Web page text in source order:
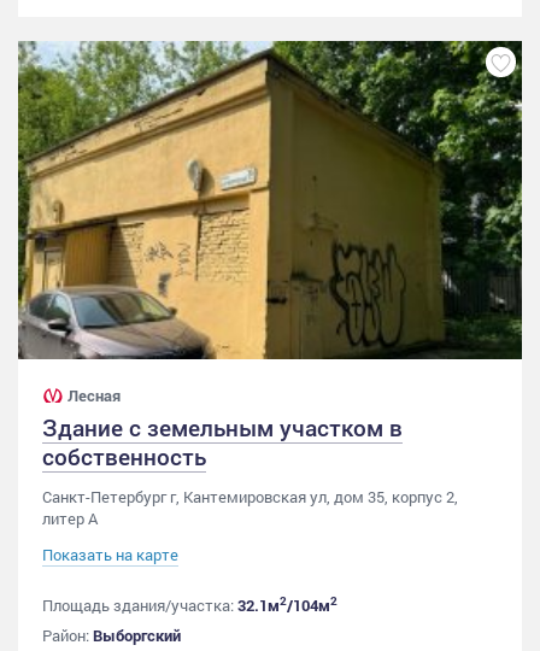
Лесная
Здание с земельным участком в
собственность
Санкт-Петербург г, Кантемировская ул, дом 35, корпус 2,
литер А
Показать на карте
Площадь здания/участка:32.1м2/104м2
Район:Выборгский